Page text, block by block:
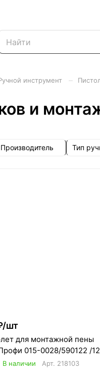
инструмент
и
Производитель Тип
шт
для монтажной пены
015-0028/590122 /
В наличии Арт. 218103